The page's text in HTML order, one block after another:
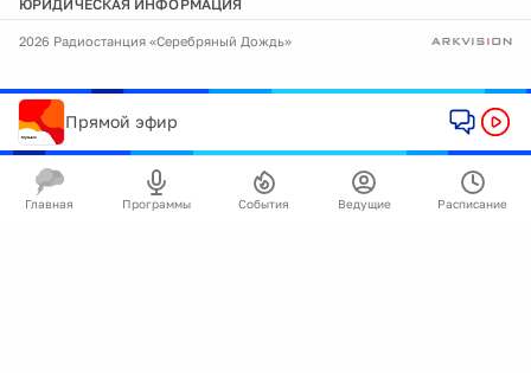
ЮРИДИЧЕСКАЯ ИНФОРМАЦИЯ
2026 Радиостанция «Серебряный Дождь»
Прямой эфир
Главная Программы События Ведущие Расписание